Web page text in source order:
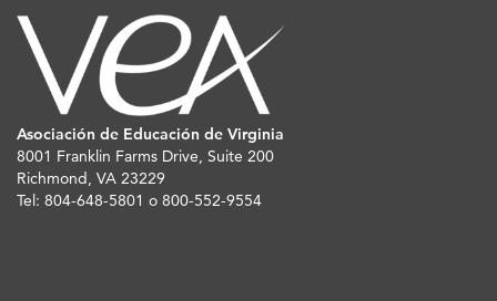
Asociación de Educación de Virginia
8001 Franklin Farms Drive, Suite 200
Richmond, VA 23229
Tel: 804-648-5801 o 800-552-9554